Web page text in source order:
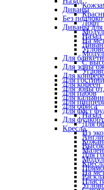
Лофт
На
Для
Для зоны
Для
Для кофеен
Для пабов
Для
Для фаст
Для
Кресла
Для
На
Диваны
Без
Диваны для
Назад
С
Для
Для зоны
Для
Для офиса
Назад
Для
Из